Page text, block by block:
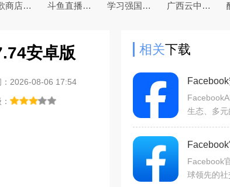
谷歌商店google play store最新版本下载 斗鱼直播下载2026官方版 学习强国app手机客户端 广西云中小学空中课堂app
安卓版
：2026-08-06 17:54
相关下载
生态、多元
容、交易
间。无论
Facebook
球领先的